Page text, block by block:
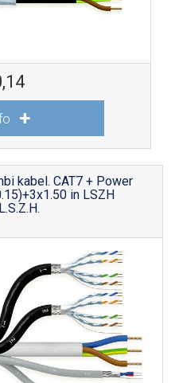
kabel. CAT7 + Power
in LSZH